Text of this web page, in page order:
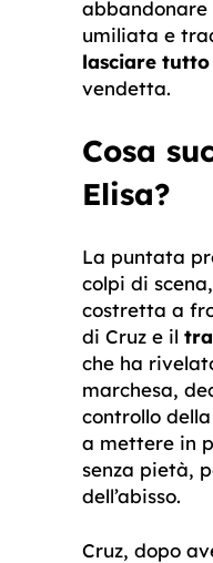
abbandonare
umiliata e
lasciare tutto
vendetta.
Cosa
Elisa?
La puntata
colpi di
costretta a
di Cruz e il
che ha
marchesa,
controllo
a mettere in
senza pietà,
dell’abisso.
Cruz, dopo